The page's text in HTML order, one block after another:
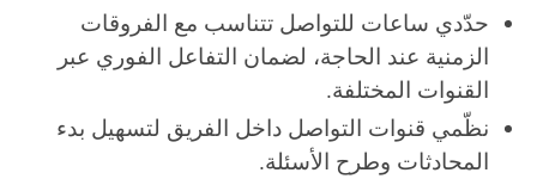
حدّدي ساعات للتواصل تتناسب مع الفروقات
الزمنية عند الحاجة، لضمان التفاعل الفوري عبر
القنوات المختلفة.
نظّمي قنوات التواصل داخل الفريق لتسهيل بدء
المحادثات وطرح الأسئلة.